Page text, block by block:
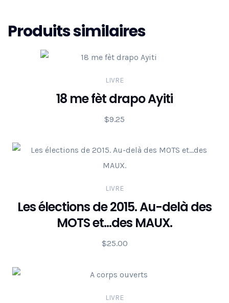
Produits similaires
LIVRE
18 me fèt drapo Ayiti
$9.25
LIVRE
Les élections de 2015. Au-delà des
MOTS et…des MAUX.
$25.00
LIVRE